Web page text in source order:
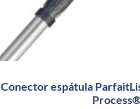
Conector espátula